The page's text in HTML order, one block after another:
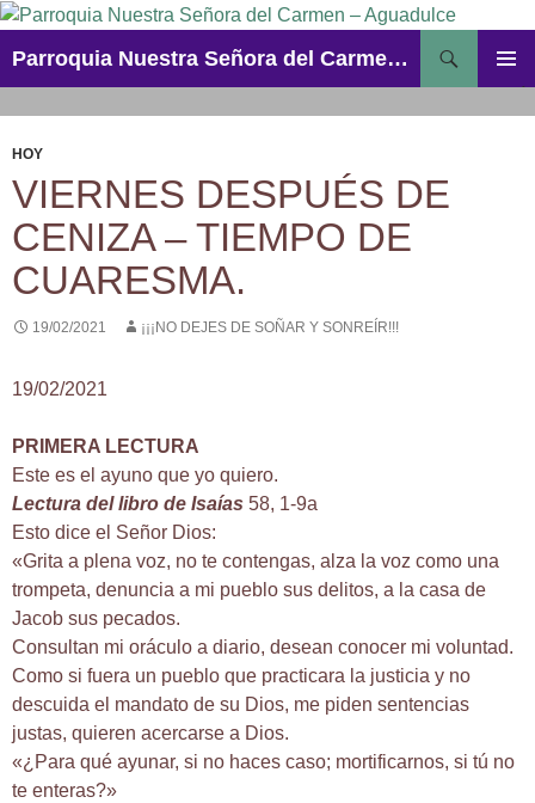
Saltar
contenido
Parroquia Nuestra Señora del Carmen – Aguadulce
HOY
VIERNES DESPUÉS DE
CENIZA – TIEMPO DE
CUARESMA.
19/02/2021 ¡¡¡NO DEJES DE SOÑAR Y SONREÍR!!!
19/02/2021
PRIMERA LECTURA
Este es el ayuno que yo quiero.
Lectura del libro de Isaías 58, 1-9a
Esto dice el Señor Dios:
«Grita a plena voz, no te contengas, alza la voz como una
trompeta, denuncia a mi pueblo sus delitos, a la casa de
Jacob sus pecados.
Consultan mi oráculo a diario, desean conocer mi voluntad.
Como si fuera un pueblo que practicara la justicia y no
descuida el mandato de su Dios, me piden sentencias
justas, quieren acercarse a Dios.
«¿Para qué ayunar, si no haces caso; mortificarnos, si tú no
te enteras?»